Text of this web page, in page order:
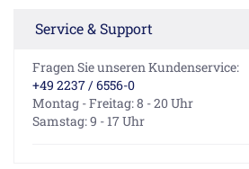
Service & Support
Fragen Sie unseren Kundenservice:
+49 2237 / 6556-0
Montag - Freitag: 8 - 20 Uhr
Samstag: 9 - 17 Uhr